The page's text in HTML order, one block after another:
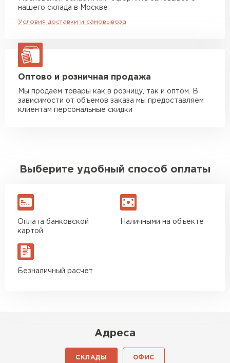
Манипулятор до 20 тн
нашего склада в Москве
Условия доставки и самовывоза
Оптово и розничная продажа
Мы продаем товары как в розницу, так и оптом. В
зависимости от объемов заказа мы предоставляем
клиентам персональные скидки
Выберите удобный способ оплаты
Оплата банковской
картой
Наличными на объекте
Безналичный расчёт
Адреса
СКЛАДЫ ОФИС